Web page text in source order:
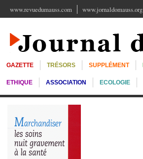
www.revuedumauss.com www.jornaldomauss.org
GAZETTE TRÉSORS SUPPLÉMENT
ETHIQUE ASSOCIATION ECOLOGIE